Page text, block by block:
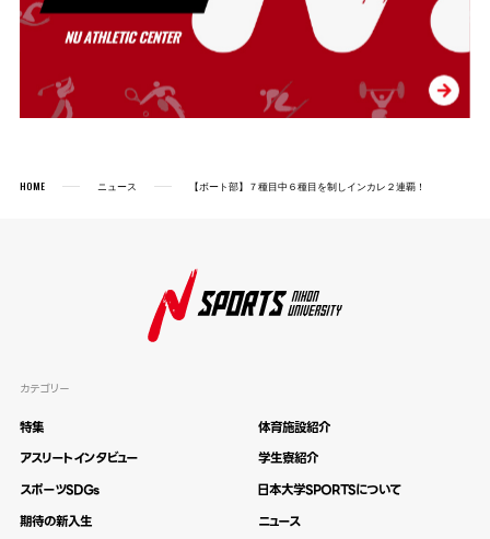
HOME ニュース 【ボート部】７種目中６種目を制しインカレ２連覇！
カテゴリー
特集
アスリートインタビュー
スポーツSDGs
期待の新入生
体育施設紹介
学生寮紹介
日本大学SPORTSについて
ニュース